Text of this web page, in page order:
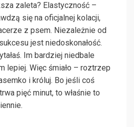
zaleta? Elastyczność –
się na oficjalnej kolacji,
z psem. Niezależnie od
jest niedoskonałość.
Im bardziej niedbale
lepiej. Więc śmiało – roztrzep
i króluj. Bo jeśli coś
pięć minut, to właśnie to